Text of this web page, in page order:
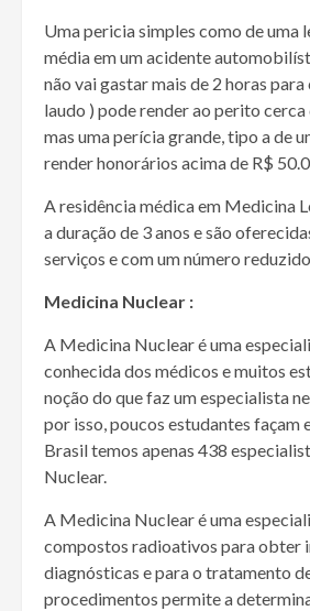
Uma pericia simples como de uma
média em um acidente
não vai gastar mais de 2 horas
laudo ) pode render ao perito cerca
mas uma perícia grande, tipo a de
render honorários acima de R$
A residência médica em Medicina
a duração de 3 anos e são
serviços e com um número
Medicina Nuclear :
A Medicina Nuclear é uma
conhecida dos médicos e muitos
noção do que faz um especialista
por isso, poucos estudantes façam
Brasil temos apenas 438
Nuclear.
A Medicina Nuclear é uma
compostos radioativos para obter
diagnósticas e para o tratamento
procedimentos permite a